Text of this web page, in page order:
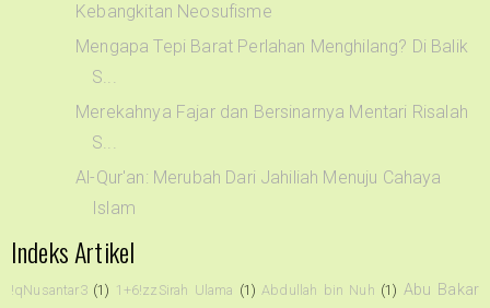
Kebangkitan Neosufisme
Mengapa Tepi Barat Perlahan Menghilang? Di Balik
S...
Merekahnya Fajar dan Bersinarnya Mentari Risalah
S...
Al-Qur'an: Merubah Dari Jahiliah Menuju Cahaya
Islam
Indeks Artikel
!qNusantar3 (1) 1+6!zzSirah Ulama (1) Abdullah bin Nuh (1) Abu Bakar